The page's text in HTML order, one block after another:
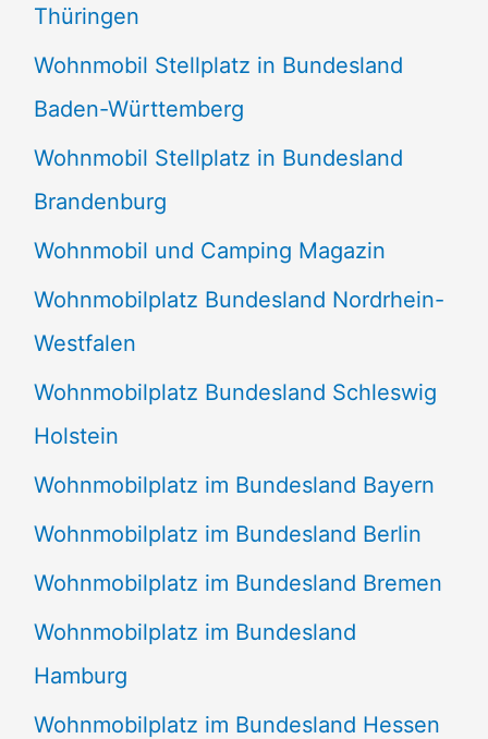
Thüringen
Wohnmobil Stellplatz in Bundesland
Baden-Württemberg
Wohnmobil Stellplatz in Bundesland
Brandenburg
Wohnmobil und Camping Magazin
Wohnmobilplatz Bundesland Nordrhein-
Westfalen
Wohnmobilplatz Bundesland Schleswig
Holstein
Wohnmobilplatz im Bundesland Bayern
Wohnmobilplatz im Bundesland Berlin
Wohnmobilplatz im Bundesland Bremen
Wohnmobilplatz im Bundesland
Hamburg
Wohnmobilplatz im Bundesland Hessen